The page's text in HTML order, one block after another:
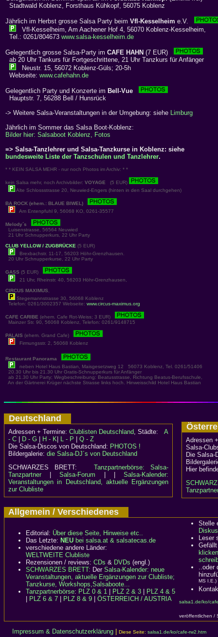
Stadtwald Koblenz, Forsthaus Kühkopf, 56075 Koblenz
Jährlich im Herbst grosse Salsa Party beim Vfl-Kesselheim e.V.
Vfl-Kesselheim, Am Aachener Hof 4, 56070 Koblenz-Kesselheim,
Tel.: 0261/804673 www.salsa-kesselheim.de
Gelegentlich grosse Salsa-Party im CAFE HAHN (7 EUR)
ab 20 Uhr Tankurs für Fortgeschrittene, 21 Uhr Tanzkurs für Anfänger
Neustr. 15, 56072 Koblenz-Güls; 20-5h
Webseite: www.cafehahn.de
Gelegentlich Party und Konzerte im Bell-Vue
Hauptstr. 7, 56288 Bell / Hunsrück
-> Weitere Salsa-Veranstaltungen in der Umgebung: siehe
Limburg
Jährlich im Sommer das Salsa Boot-Koblenz:
Bilder hier: Salsaboot Koblenz, Fotos
=> Salsa-Tanzlehrer und Salsa-Tanzkurse in Koblenz: siehe
bundesweite Liste der Tanzschulen und Tanzlehrer.
* * KEIN SALSA MEHR - nur noch Photos im Archiv: * *
kein Salsa mehr, noch Archivbilder: VOYAGE (5 EUR)
Alte Schlossstrasse 20, Neuwied-Engers (hinten in den Saal durchgehen)
BA ROCK (ehem.: BLAUE BIWEL)
Am Entenpfuhl 9, 56068 KO, 0261-35577
Melody´s
Luisenstrasse, 56564 Neuwied
21 Uhr Schnupperkurs, 22 Uhr Party
CLUB YELLOW / ZUGBRÜCKE (5 EUR)
Brexbachstr. 11-17, 56203 Höhr-Grenzhausen.
20 Uhr Schnupperkurse, 22 Uhr Party
GASS (5 EUR)
21 Uhr, Rheinstr. 40, 56203 Höhr-Grenzhausen,
CIRCUS MAXIMUS
Stegemannstrasse 30, 56068 Koblenz
Telefon: 0261/3002357 Webseite: www.circus-maximus.org
CAFE CARIBE (ehem. Cafe Rot-Weiss; 3 EUR)
Mainzer Str. 90, 56068 Koblenz, Telefon: 0261/9148715
PALAIS (ehem. Grand Cafe)
Firmungsstr. 2, 56068 Koblenz
Restaurant Panorama
neben Hotel Haus Bastian, Maisgesetzweg 12 56073 Koblenz, Tel. 0261/51406
20.30 Uhr bis 21.30 Uhr Gratis-Schnupperkurs für Anfänger
ab 21.30 Uhr Party; Wegbeschreibung: Beatusstrasse, Richtung Beatus-Berufsschule,
An der Gärtnerei Krüger nächste Strasse links hoch. Hinweisschild Hotel Haus Bastian
Deutschland
Adressen + Termine: Clublisten Deutschland, Städte: A
- C
D - G H - K L - P
Q - Z
Die Salsa-Discos von Deutschland: PHOTOS !
Bildergalerie: die Salsa-DJ´s von Deutschland
SCHWARZES BRETT:Tanzpartnerbörse: Salsa-
Tanzpartner|Salsa-Forum | |Salsa-Kalender:
Veranstaltungen in Deutschland, aktuelle Ergänzungen
zur Clubliste
Adressen
Salsa-
Die
Hier
Allgemein / Verschiedenes
Editorial: Über diese Seite, Hinweise etc..
Das Letzte: NEU bei salsa.at & salsatecas.de
verschiedene andere Länder:
WELTWEITE Clubliste
Rezensionen / reviews: CDs & DVDs (engl.)
SCHWARZES BRETT: Der Salsa-Kalender: neue
Veranstaltungen, aktuelle Ergänzungen zur Clubliste;
Tanzkurse, Workshops,Salsaboote...
Tanzpartnerbörse: PLZ 0 & 1 PLZ 2 & 3
PLZ 4 & 5
PLZ 6 & 7 PLZ 8 & 9 ÖSTERREICH / AUSTRIA
Stelle
Leser
klicken
..oder
MS I.E.)
salsa1.de/ko/
veröffentlichen /
Impressum & Datenschutzerklärung| Diese Seite: salsa1.de/ko/cafe-rw2.htm